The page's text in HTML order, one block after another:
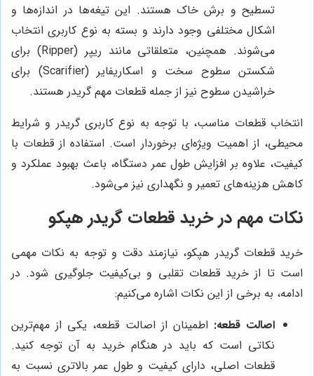
تسطیح و برش خاک هستند. این تیغه‌ها در اندازه‌ها و
اشکال مختلفی وجود دارند و بسته به نوع کاربری انتخاب
می‌شوند. همچنین، متعلقاتی مانند ریپر (Ripper) برای
شکستن سطوح سخت و اسکاریفایر (Scarifier) برای
خراشیدن سطوح نیز از جمله قطعات مهم گریدر هستند.
انتخاب قطعات مناسب، با توجه به نوع کاربری گریدر و شرایط
محیطی، از اهمیت ویژه‌ای برخوردار است. استفاده از قطعات با
کیفیت، علاوه بر افزایش طول عمر دستگاه، باعث بهبود عملکرد و
کاهش هزینه‌های تعمیر و نگهداری نیز می‌شود.
نکات مهم در خرید قطعات گریدر هپکو
خرید قطعات گریدر هپکو، نیازمند دقت و توجه به نکات مهمی
است تا از خرید قطعات تقلبی و بی‌کیفیت جلوگیری شود. در
ادامه، به برخی از این نکات اشاره می‌کنیم:
اصالت قطعه: اطمینان از اصالت قطعه، یکی از مهم‌ترین
نکاتی است که باید در هنگام خرید به آن توجه کنید.
قطعات اصلی، دارای کیفیت و طول عمر بالاتری نسبت به